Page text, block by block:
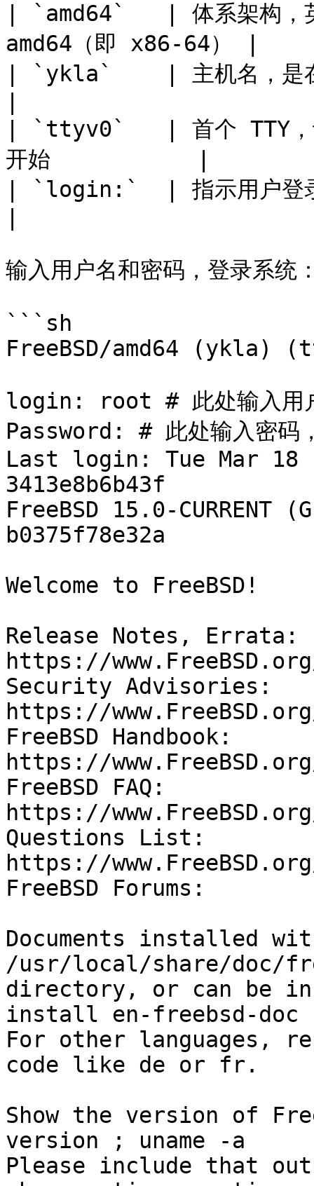
| `amd64`   | 体系架构，
amd64（即 x86-64） |
| `ykla`    | 主机名，是在
| `ttyv0`   | 首个 TTY，计
开始           |
| `login:`  | 指示用户登
输入用户名和密码，登录系统
```sh
FreeBSD/amd64 (ykla)
login: root # 此处输入用
Password: # 此处输入密码
Last login: Tue Mar 18
3413e8b6b43f
FreeBSD 15.0-CURRENT
b0375f78e32a
Welcome to FreeBSD!
Release Notes, Errata:
https://
Security Advisories:
https://
FreeBSD Handbook:
https://
FreeBSD FAQ:
https://
Questions List:
https://
FreeBSD Forums:
Documents installed
/usr/local/share/doc/
directory, or can be
install en-freebsd-doc
For other languages,
code like de or fr.
Show the version of
version ; uname -a
Please include that